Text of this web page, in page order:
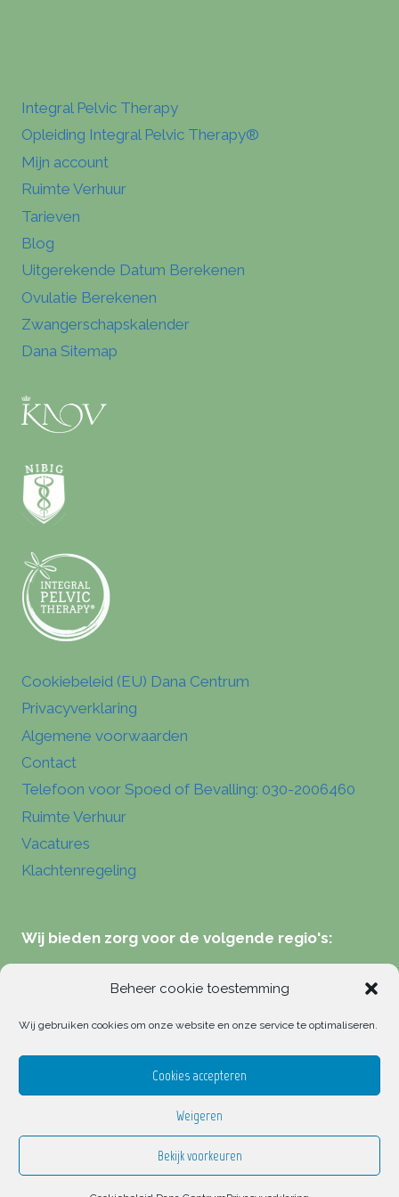
Beheer cookie toestemming
Wij gebruiken cookies om onze website en onze service te optimaliseren.
Cookies accepteren
Weigeren
Bekijk voorkeuren
Integral Pelvic Therapy
Opleiding Integral Pelvic Therapy®
Mijn account
Ruimte Verhuur
Tarieven
Blog
Uitgerekende Datum Berekenen
Ovulatie Berekenen
Zwangerschapskalender
Dana Sitemap
Cookiebeleid (EU) Dana Centrum
Privacyverklaring
Algemene voorwaarden
Contact
Telefoon voor Spoed of Bevalling: 030-2006460
Ruimte Verhuur
Vacatures
Klachtenregeling
Wij bieden zorg voor de volgende regio's:
Verloskundigen Zeist
Verloskundigen Bilthoven
© 2026 Dana Centrum holistische verloskunde